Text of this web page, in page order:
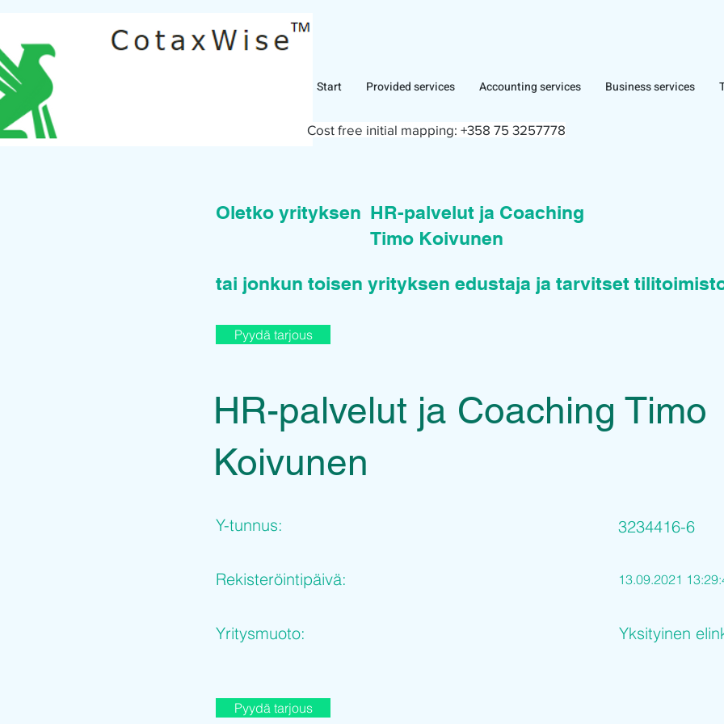
Start Provided services Accounting services Business services
Cost free initial mapping: +358 75 3257778
Oletko yrityksen HR-palvelut ja Coaching
Timo Koivunen
tai jonkun toisen yrityksen edustaja ja tarvitset
Pyydä tarjous
HR-palvelut ja Coaching Timo
Koivunen
Y-tunnus:
Rekisteröintipäivä:
Yritysmuoto:
3234416-6
13.09.2021
Yksityinen
Pyydä tarjous